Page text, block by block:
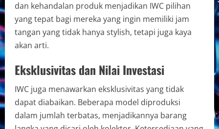
dan kehandalan produk menjadikan IWC pilihan
yang tepat bagi mereka yang ingin memiliki jam
tangan yang tidak hanya stylish, tetapi juga kaya
akan arti.
Eksklusivitas dan Nilai Investasi
IWC juga menawarkan eksklusivitas yang tidak
dapat diabaikan. Beberapa model diproduksi
dalam jumlah terbatas, menjadikannya barang